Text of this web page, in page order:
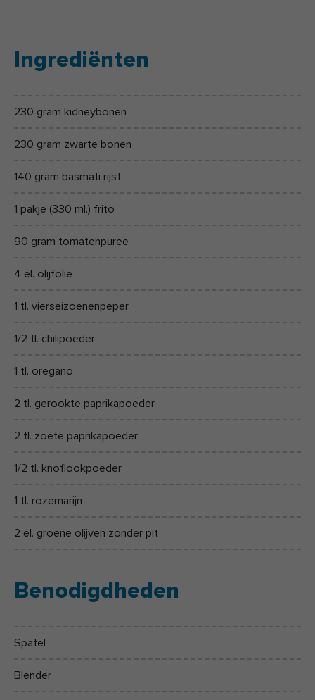
Ingrediënten
230 gram kidneybonen
230 gram zwarte bonen
140 gram basmati rijst
1 pakje (330 ml.) frito
90 gram tomatenpuree
4 el. olijfolie
1 tl. vierseizoenenpeper
1/2 tl. chilipoeder
1 tl. oregano
2 tl. gerookte paprikapoeder
2 tl. zoete paprikapoeder
1/2 tl. knoflookpoeder
1 tl. rozemarijn
2 el. groene olijven zonder pit
Benodigdheden
Spatel
Blender